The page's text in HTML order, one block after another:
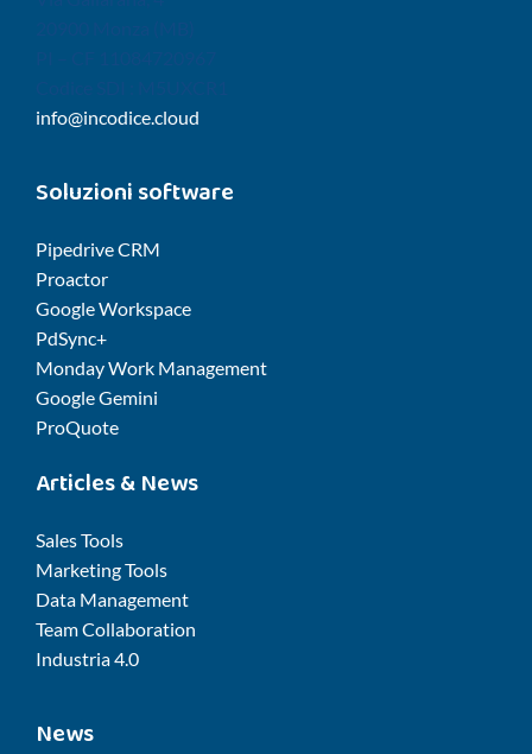
info@incodice.cloud
Soluzioni software
Pipedrive CRM
Proactor
Google Workspace
PdSync+
Monday Work Management
Google Gemini
ProQuote
Articles & News
Sales Tools
Marketing Tools
Data Management
Team Collaboration
Industria 4.0
News